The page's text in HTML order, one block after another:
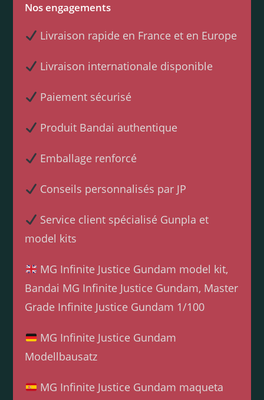
Nos engagements
Livraison rapide en France et en Europe
Livraison internationale disponible
Paiement sécurisé
Produit Bandai authentique
Emballage renforcé
Conseils personnalisés par JP
Service client spécialisé Gunpla et
model kits
MG Infinite Justice Gundam model kit,
Bandai MG Infinite Justice Gundam, Master
Grade Infinite Justice Gundam 1/100
MG Infinite Justice Gundam
Modellbausatz
MG Infinite Justice Gundam maqueta